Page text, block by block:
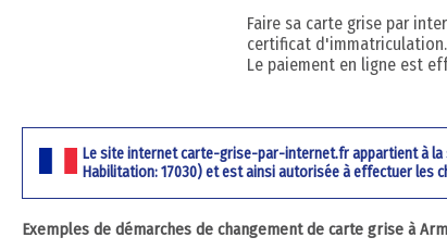
Faire sa carte grise par
certificat d'immatriculation.
Le paiement en ligne est
Le site internet carte-grise-par-internet.fr appartient à la
Habilitation: 17030) et est ainsi autorisée à effectuer les
Exemples de démarches de changement de carte grise à